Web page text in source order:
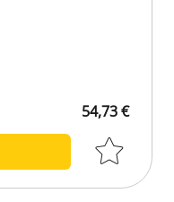
54,73 €